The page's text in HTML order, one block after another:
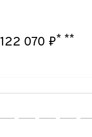
122 070 ₽* **